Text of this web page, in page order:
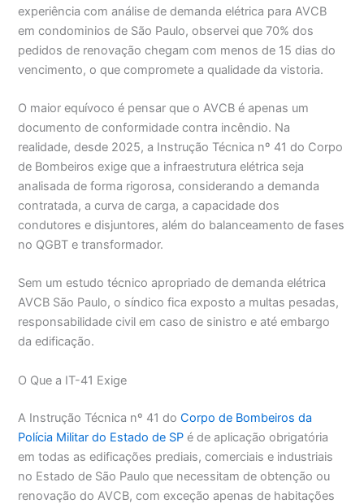
experiência com análise de demanda elétrica para AVCB
em condominios de São Paulo, observei que 70% dos
pedidos de renovação chegam com menos de 15 dias do
vencimento, o que compromete a qualidade da vistoria.
O maior equívoco é pensar que o AVCB é apenas um
documento de conformidade contra incêndio. Na
realidade, desde 2025, a Instrução Técnica nº 41 do Corpo
de Bombeiros exige que a infraestrutura elétrica seja
analisada de forma rigorosa, considerando a demanda
contratada, a curva de carga, a capacidade dos
condutores e disjuntores, além do balanceamento de fases
no QGBT e transformador.
Sem um estudo técnico apropriado de demanda elétrica
AVCB São Paulo, o síndico fica exposto a multas pesadas,
responsabilidade civil em caso de sinistro e até embargo
da edificação.
O Que a IT-41 Exige
A Instrução Técnica nº 41 doCorpo de Bombeiros da
Polícia Militar do Estado de SP é de aplicação obrigatória
em todas as edificações prediais, comerciais e industriais
no Estado de São Paulo que necessitam de obtenção ou
renovação do AVCB, com exceção apenas de habitações